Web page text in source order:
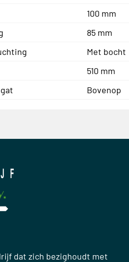
100 mm
85 mm
Met bocht
510 mm
Bovenop
dat zich bezighoudt met